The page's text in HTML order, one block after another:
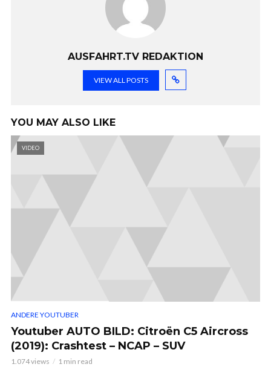
AUSFAHRT.TV REDAKTION
VIEW ALL POSTS
YOU MAY ALSO LIKE
VIDEO
ANDERE YOUTUBER
Youtuber AUTO BILD: Citroën C5 Aircross
(2019): Crashtest – NCAP – SUV
1.074 views 1 min read